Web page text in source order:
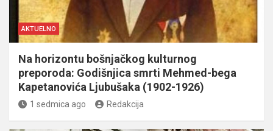
AKTUELNO
Na horizontu bošnjačkog kulturnog
preporoda: Godišnjica smrti Mehmed-bega
Kapetanovića Ljubušaka (1902-1926)
1 sedmica ago Redakcija